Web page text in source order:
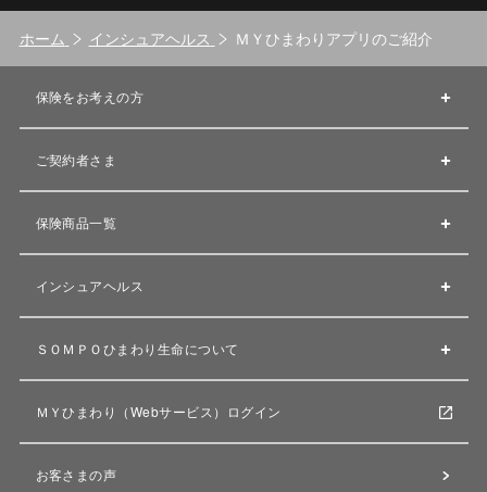
ホーム インシュアヘルス ＭＹひまわりアプリのご紹介
保険をお考えの方
ご契約者さま
保険商品一覧
インシュアヘルス
ＳＯＭＰＯひまわり生命について
ＭＹひまわり（Webサービス）ログイン
お客さまの声